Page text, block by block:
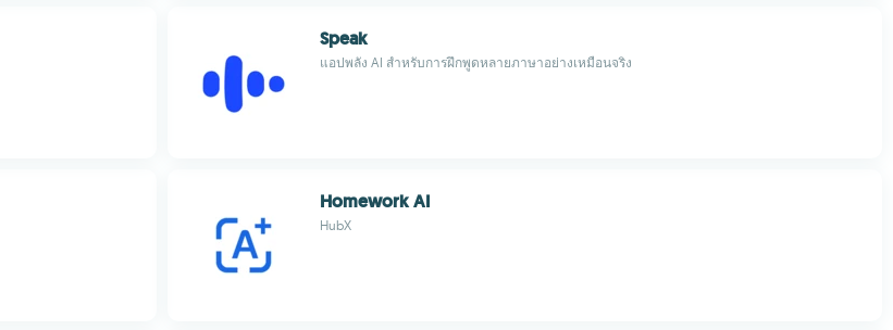
Speak
แอปพลัง AI สำหรับการฝึกพูดหลายภาษาอย่างเหมือนจริง
Homework AI
HubX